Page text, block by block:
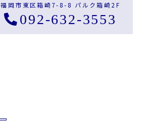
福岡市東区箱崎7-8-8 パルク箱崎2F
092-632-3553